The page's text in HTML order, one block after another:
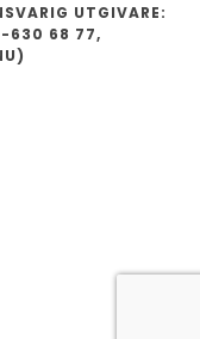
UTGIVARE:
630 68 77,